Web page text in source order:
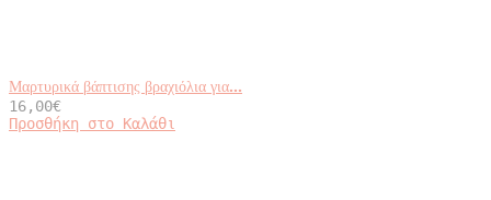
Μαρτυρικά βάπτισης βραχιόλια για...
16,00€
Προσθήκη στο Καλάθι